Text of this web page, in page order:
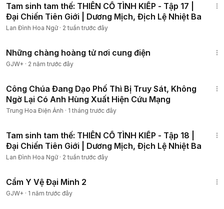
Tam sinh tam thế: THIÊN CỔ TÌNH KIẾP - Tập 17 |
Đại Chiến Tiên Giới | Dương Mịch, Địch Lệ Nhiệt Ba
Lan Đình Hoa Ngữ· 2 tuần trước đây
Những chàng hoàng tử nơi cung điện
GJW+ · 2 năm trước đây
Công Chúa Đang Dạo Phố Thì Bị Truy Sát, Không
Ngờ Lại Có Anh Hùng Xuất Hiện Cứu Mạng
Trung Hoa Điện Ảnh · 1 tháng trước đây
Tam sinh tam thế: THIÊN CỔ TÌNH KIẾP - Tập 18 |
Đại Chiến Tiên Giới | Dương Mịch, Địch Lệ Nhiệt Ba
Lan Đình Hoa Ngữ· 2 tuần trước đây
Cẩm Y Vệ Đại Minh 2
GJW+ · 1 năm trước đây